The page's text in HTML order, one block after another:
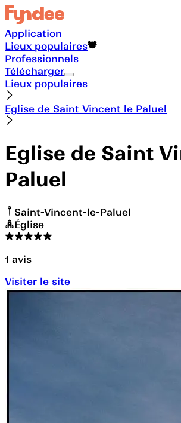
Application
Lieux populaires
Professionnels
Télécharger
Lieux populaires
Eglise de Saint Vincent le Paluel
Eglise de Saint
Paluel
Saint-Vincent-le-Paluel
Église
1 avis
Visiter le site